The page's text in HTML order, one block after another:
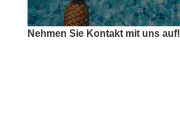
Nehmen Sie Kontakt mit uns auf!